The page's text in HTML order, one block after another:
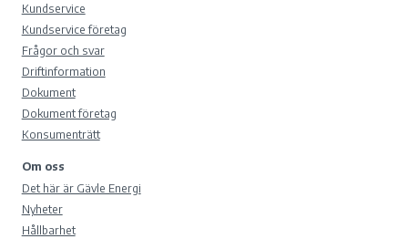
Kundservice
Kundservice företag
Frågor och svar
Driftinformation
Dokument
Dokument företag
Konsumenträtt
Om oss
Det här är Gävle Energi
Nyheter
Hållbarhet